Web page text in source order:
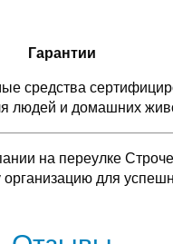
Гарантии
средства
людей и домашних
на переулке
для